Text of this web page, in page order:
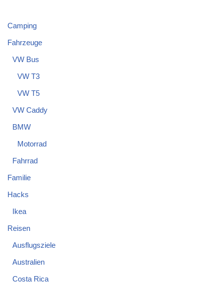
Camping
Fahrzeuge
VW Bus
VW T3
VW T5
VW Caddy
BMW
Motorrad
Fahrrad
Familie
Hacks
Ikea
Reisen
Ausflugsziele
Australien
Costa Rica